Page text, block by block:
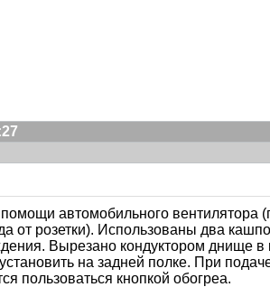
автомобильного вентилятора
от розетки). Использованы два
Вырезано кондуктором днище
на задней полке. При
пользоваться кнопкой обогреа.